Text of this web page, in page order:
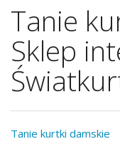
Tanie
Sklep
Tanie kurtki damskie